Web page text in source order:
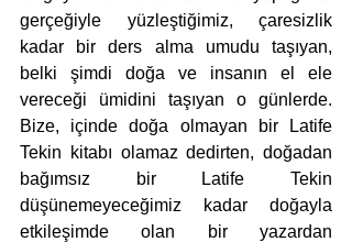
gerçeğiyle yüzleştiğimiz, çaresizlik
kadar bir ders alma umudu taşıyan,
belki şimdi doğa ve insanın el ele
vereceği ümidini taşıyan o günlerde.
Bize, içinde doğa olmayan bir Latife
Tekin kitabı olamaz dedirten, doğadan
bağımsız bir Latife Tekin
düşünemeyeceğimiz kadar doğayla
etkileşimde olan bir yazardan